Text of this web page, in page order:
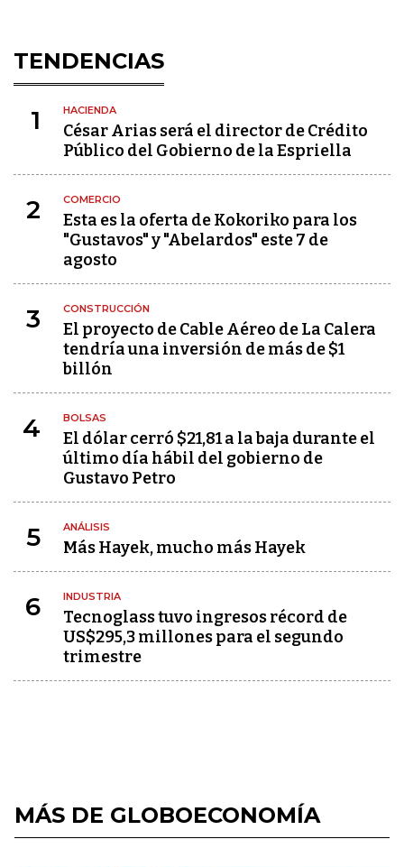
TENDENCIAS
1 HACIENDA
César Arias será el director de Crédito
Público del Gobierno de la Espriella
2 COMERCIO
Esta es la oferta de Kokoriko para los
"Gustavos" y "Abelardos" este 7 de
agosto
3 CONSTRUCCIÓN
El proyecto de Cable Aéreo de La Calera
tendría una inversión de más de $1
billón
4 BOLSAS
El dólar cerró $21,81 a la baja durante el
último día hábil del gobierno de
Gustavo Petro
5 ANÁLISIS
Más Hayek, mucho más Hayek
6 INDUSTRIA
Tecnoglass tuvo ingresos récord de
US$295,3 millones para el segundo
trimestre
MÁS DE GLOBOECONOMÍA